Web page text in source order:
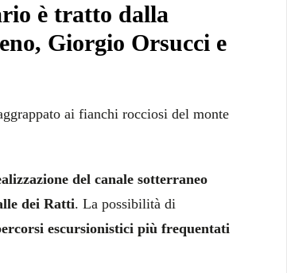
è tratto dalla
Giorgio Orsucci e
ai fianchi rocciosi del monte
del canale sotterraneo
dei Ratti. La possibilità di
escursionistici più frequentati